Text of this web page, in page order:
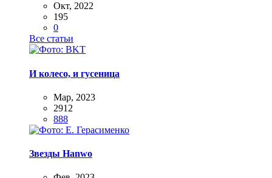
Окт, 2022
195
0
Все статьи
И колесо, и гусеница
Мар, 2023
2912
888
Звезды Hanwo